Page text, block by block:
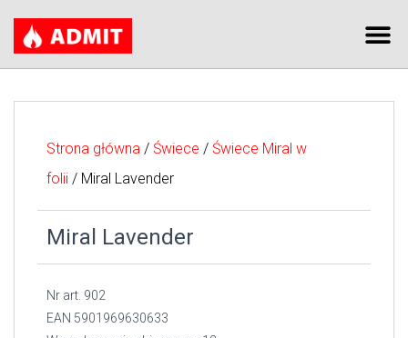
Strona główna / Świece / Świece Miral w
folii / Miral Lavender
Miral Lavender
Nr art. 902
EAN 5901969630633